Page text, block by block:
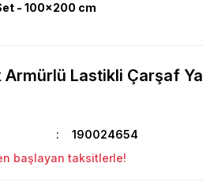
- 100x200 cm
Armürlü Lastikli Çarşaf
190024654
başlayan taksitlerle!